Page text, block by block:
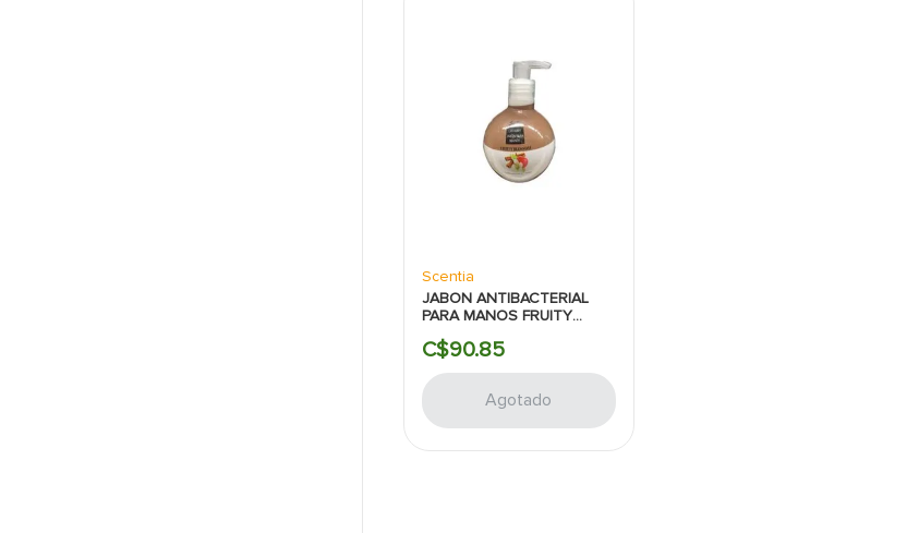
Scentia
JABON ANTIBACTERIAL
PARA MANOS FRUITY
SCENTIA
C$90.85
Agotado